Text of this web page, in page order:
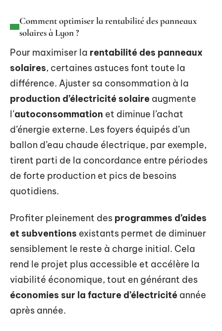
Comment optimiser la rentabilité des panneaux
solaires à Lyon ?
Pour maximiser la rentabilité des panneaux
solaires, certaines astuces font toute la
différence. Ajuster sa consommation à la
production d’électricité solaire augmente
l’autoconsommation et diminue l’achat
d’énergie externe. Les foyers équipés d’un
ballon d’eau chaude électrique, par exemple,
tirent parti de la concordance entre périodes
de forte production et pics de besoins
quotidiens.
Profiter pleinement des programmes d’aides
et subventions existants permet de diminuer
sensiblement le reste à charge initial. Cela
rend le projet plus accessible et accélère la
viabilité économique, tout en générant des
économies sur la facture d’électricité année
après année.